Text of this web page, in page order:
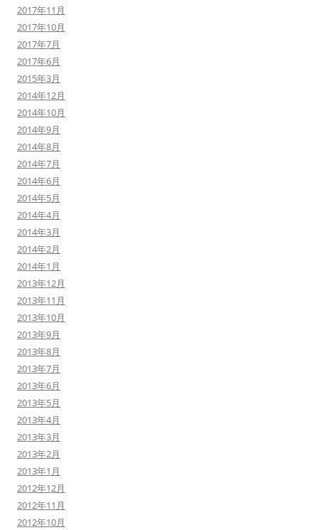
2017年11月
2017年10月
2017年7月
2017年6月
2015年3月
2014年12月
2014年10月
2014年9月
2014年8月
2014年7月
2014年6月
2014年5月
2014年4月
2014年3月
2014年2月
2014年1月
2013年12月
2013年11月
2013年10月
2013年9月
2013年8月
2013年7月
2013年6月
2013年5月
2013年4月
2013年3月
2013年2月
2013年1月
2012年12月
2012年11月
2012年10月